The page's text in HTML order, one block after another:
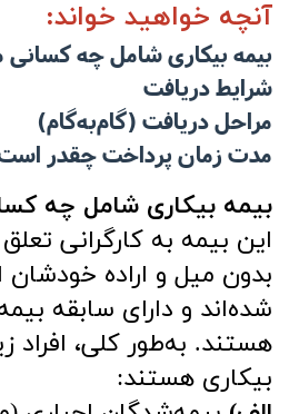
آنچه خواهید خواند:
بیمه بیکاری شامل چه
شرایط دریافت
مراحل دریافت (گام‌به‌گام)
مدت زمان پرداخت چقدر
بیمه بیکاری شامل چه
این بیمه به کارگرانی
بدون میل و اراده خودشان
شده‌اند و دارای سابقه
هستند. به‌طور کلی، افراد
بیکاری هستند: